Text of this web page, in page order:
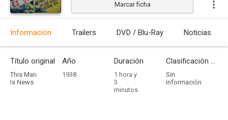
Marcar ficha
Información Trailers DVD / Blu-Ray Noticias
Título original
This Man
Is News
Año
1938
Duración
1 hora y
3
minutos
Clasificación por edades
Sin
información